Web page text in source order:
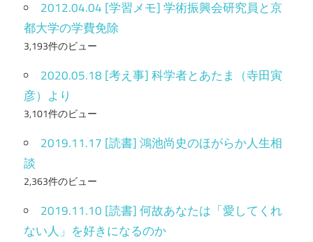
2012.04.04 [学習メモ] 学術振興会研究員と京
都大学の学費免除
3,193件のビュー
2020.05.18 [考え事] 科学者とあたま（寺田寅
彦）より
3,101件のビュー
2019.11.17 [読書] 鴻池尚史のほがらか人生相
談
2,363件のビュー
2019.11.10 [読書] 何故あなたは「愛してくれ
ない人」を好きになるのか